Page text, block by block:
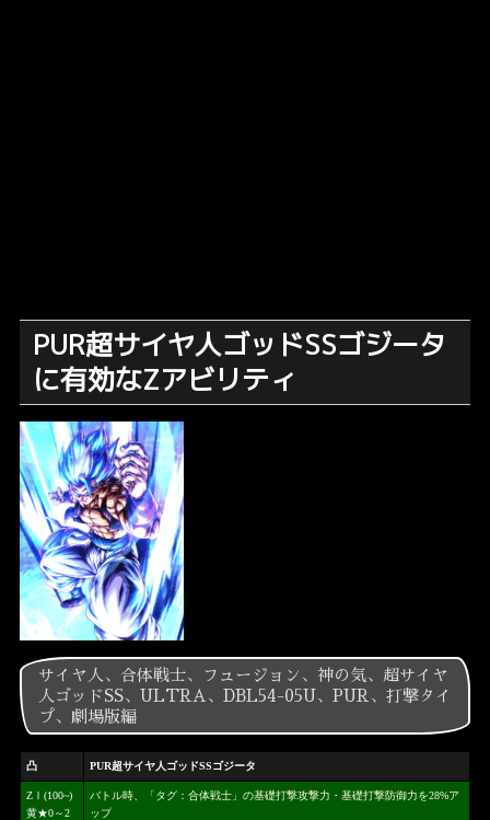
PUR超サイヤ人ゴッドSSゴジータ
に有効なZアビリティ
サイヤ人、合体戦士、フュージョン、神の気、超サイヤ
人ゴッドSS、ULTRA、DBL54-05U、PUR、打撃タイ
プ、劇場版編
凸 PUR超サイヤ人ゴッドSSゴジータ
ZⅠ(100~)
黄★0～2
バトル時、「タグ：合体戦士」の基礎打撃攻撃力・基礎打撃防御力を28%ア
ップ